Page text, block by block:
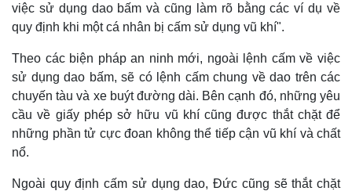
Thế giới
Quan sát
Hồ sơ
Multimedia
Video
E-Magazine
Infographic
việc sử dụng dao bấm và cũng làm rõ bằng các ví dụ về
quy định khi một cá nhân bị cấm sử dụng vũ khí".
Theo các biện pháp an ninh mới, ngoài lệnh cấm về việc
sử dụng dao bấm, sẽ có lệnh cấm chung về dao trên các
chuyến tàu và xe buýt đường dài. Bên cạnh đó, những yêu
cầu về giấy phép sở hữu vũ khí cũng được thắt chặt để
những phần tử cực đoan không thể tiếp cận vũ khí và chất
nổ.
Ngoài quy định cấm sử dụng dao, Đức cũng sẽ thắt chặt